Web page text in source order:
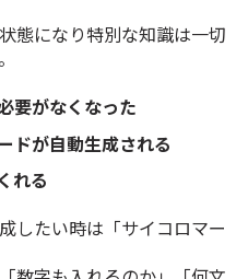
態になり特別な知識は一切
要がなくなった
ドが自動生成される
れる
したい時は「サイコロマー